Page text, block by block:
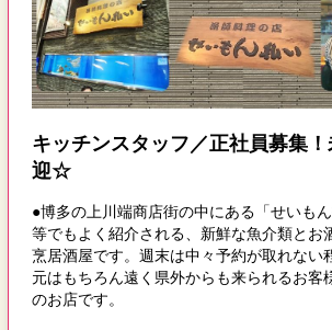
キッチンスタッフ／正社員募集
迎☆
●博多の上川端商店街の中にある「せいも
等でもよく紹介される、新鮮な魚介類とお
烹居酒屋です。週末は中々予約が取れない
元はもちろん遠く県外からも来られるお客
のお店です。